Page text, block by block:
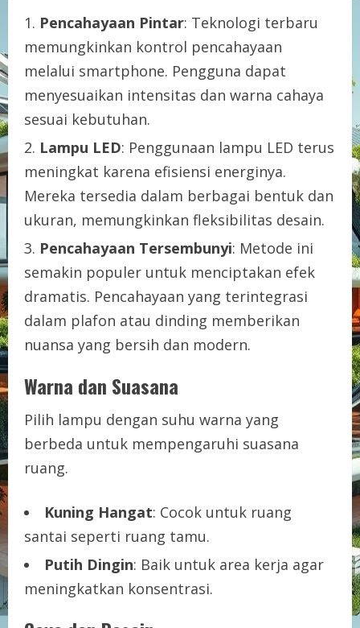
Pencahayaan Pintar: Teknologi terbaru
memungkinkan kontrol pencahayaan
melalui smartphone. Pengguna dapat
menyesuaikan intensitas dan warna cahaya
sesuai kebutuhan.
Lampu LED: Penggunaan lampu LED terus
meningkat karena efisiensi energinya.
Mereka tersedia dalam berbagai bentuk dan
ukuran, memungkinkan fleksibilitas desain.
Pencahayaan Tersembunyi: Metode ini
semakin populer untuk menciptakan efek
dramatis. Pencahayaan yang terintegrasi
dalam plafon atau dinding memberikan
nuansa yang bersih dan modern.
Warna dan Suasana
Pilih lampu dengan suhu warna yang
berbeda untuk mempengaruhi suasana
ruang.
Kuning Hangat: Cocok untuk ruang
santai seperti ruang tamu.
Putih Dingin: Baik untuk area kerja agar
meningkatkan konsentrasi.